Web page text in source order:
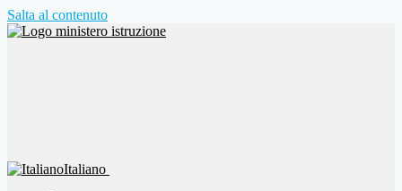
Salta al contenuto
Italiano